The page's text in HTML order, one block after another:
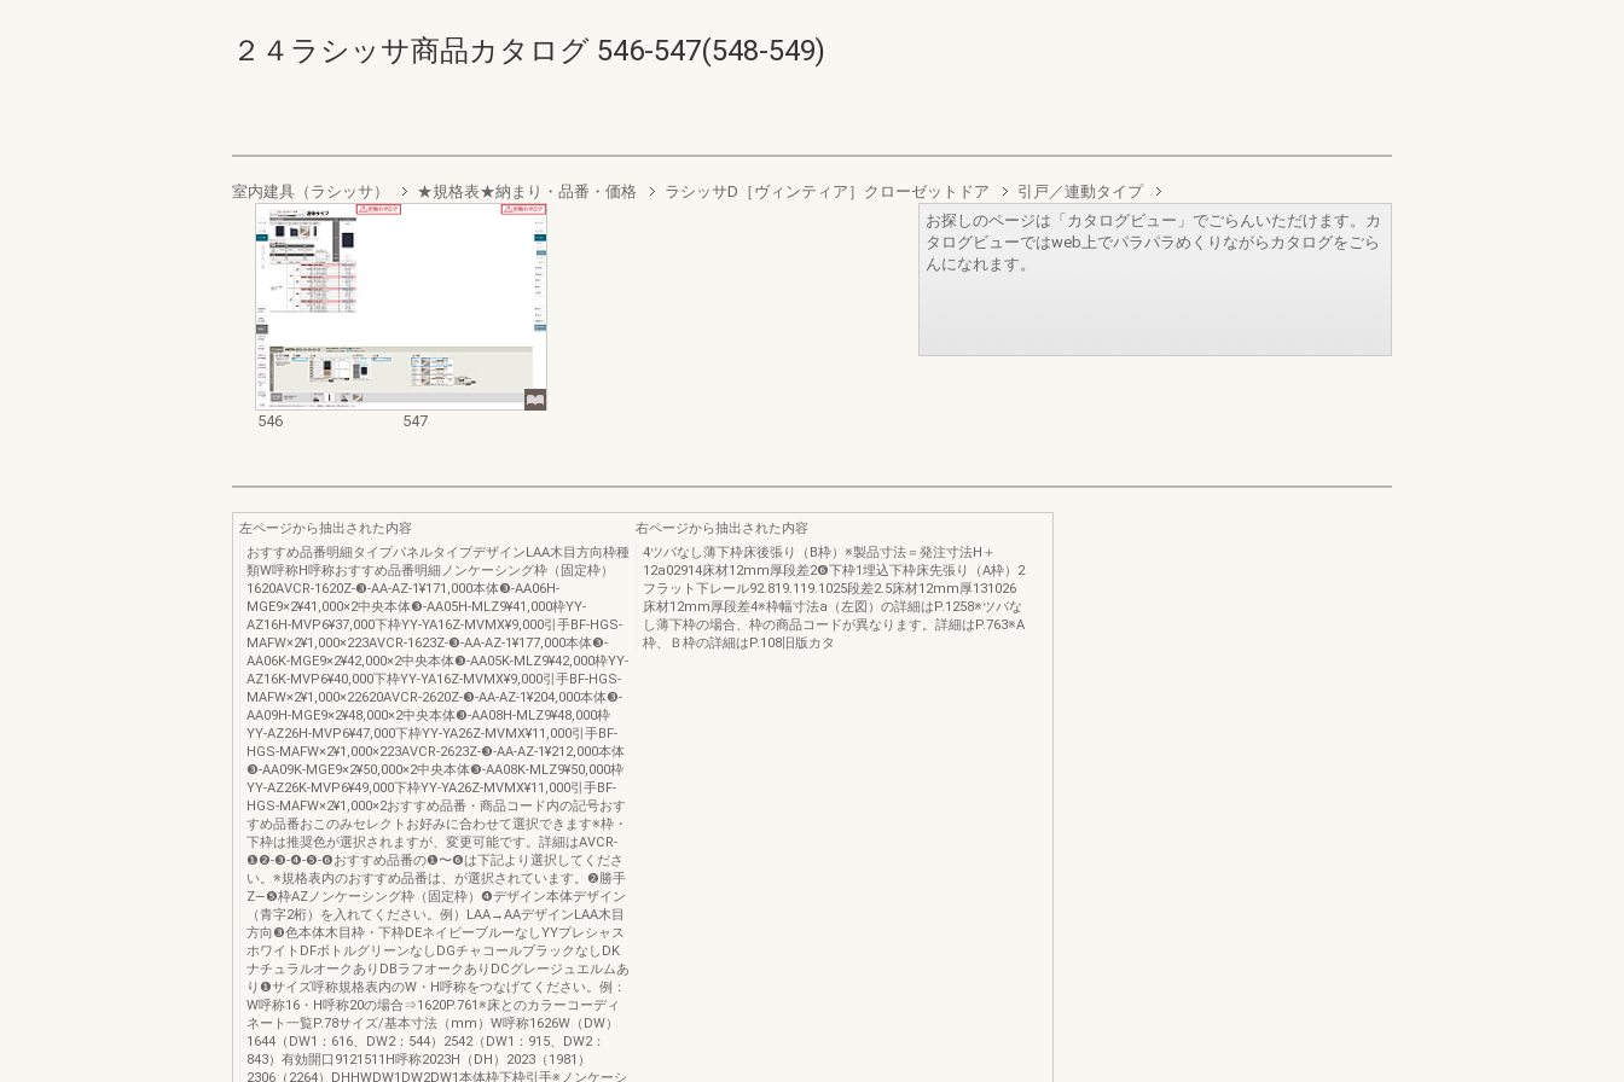
２４ラシッサ商品カタログ 546-547(548-549)
室内建具（ラシッサ） ★規格表★納まり・品番・価格 ラシッサD［ヴィンティア］クローゼットドア 引戸／連動タイプ
546 547
お探しのページは「カタログビュー」でごらんいただけます。カ
タログビューではweb上でパラパラめくりながらカタログをごら
んになれます。
左ページから抽出された内容
おすすめ品番明細タイプパネルタイプデザインLAA木目方向枠種
類W呼称H呼称おすすめ品番明細ノンケーシング枠（固定枠）
1620AVCR-1620Z-❸-AA-AZ-1¥171,000本体❸-AA06H-
MGE9×2¥41,000×2中央本体❸-AA05H-MLZ9¥41,000枠YY-
AZ16H-MVP6¥37,000下枠YY-YA16Z-MVMX¥9,000引手BF-HGS-
MAFW×2¥1,000×223AVCR-1623Z-❸-AA-AZ-1¥177,000本体❸-
AA06K-MGE9×2¥42,000×2中央本体❸-AA05K-MLZ9¥42,000枠YY-
AZ16K-MVP6¥40,000下枠YY-YA16Z-MVMX¥9,000引手BF-HGS-
MAFW×2¥1,000×22620AVCR-2620Z-❸-AA-AZ-1¥204,000本体❸-
AA09H-MGE9×2¥48,000×2中央本体❸-AA08H-MLZ9¥48,000枠
YY-AZ26H-MVP6¥47,000下枠YY-YA26Z-MVMX¥11,000引手BF-
HGS-MAFW×2¥1,000×223AVCR-2623Z-❸-AA-AZ-1¥212,000本体
❸-AA09K-MGE9×2¥50,000×2中央本体❸-AA08K-MLZ9¥50,000枠
YY-AZ26K-MVP6¥49,000下枠YY-YA26Z-MVMX¥11,000引手BF-
HGS-MAFW×2¥1,000×2おすすめ品番・商品コード内の記号おす
すめ品番おこのみセレクトお好みに合わせて選択できます※枠・
下枠は推奨色が選択されますが、変更可能です。詳細はAVCR-
❶❷-❸-❹-❺-❻おすすめ品番の❶〜❻は下記より選択してくださ
い。※規格表内のおすすめ品番は、が選択されています。❷勝手
Z—❺枠AZノンケーシング枠（固定枠）❹デザイン本体デザイン
（青字2桁）を入れてください。例）LAA→AAデザインLAA木目
方向❸色本体木目枠・下枠DEネイビーブルーなしYYプレシャス
ホワイトDFボトルグリーンなしDGチャコールブラックなしDK
ナチュラルオークありDBラフオークありDCグレージュエルムあ
り❶サイズ呼称規格表内のW・H呼称をつなげてください。例：
W呼称16・H呼称20の場合⇒1620P.761※床とのカラーコーディ
ネート一覧P.78サイズ/基本寸法（mm）W呼称1626W（DW）
1644（DW1：616、DW2：544）2542（DW1：915、DW2：
843）有効開口9121511H呼称2023H（DH）2023（1981）
2306（2264）DHHWDW1DW2DW1本体枠下枠引手※ノンケーシ
右ページから抽出された内容
4ツバなし薄下枠床後張り（B枠）※製品寸法＝発注寸法H＋
12a02914床材12mm厚段差2❻下枠1埋込下枠床先張り（A枠）2
フラット下レール92.819.119.1025段差2.5床材12mm厚131026
床材12mm厚段差4※枠幅寸法a（左図）の詳細はP.1258※ツバな
し薄下枠の場合、枠の商品コードが異なります。詳細はP.763※A
枠、Ｂ枠の詳細はP.108旧版カタ